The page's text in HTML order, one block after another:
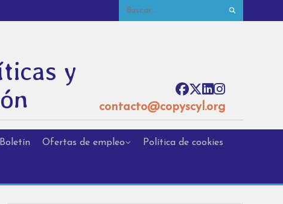
y
contacto@copyscyl.org
Boletín Ofertas de empleo Política de cookies